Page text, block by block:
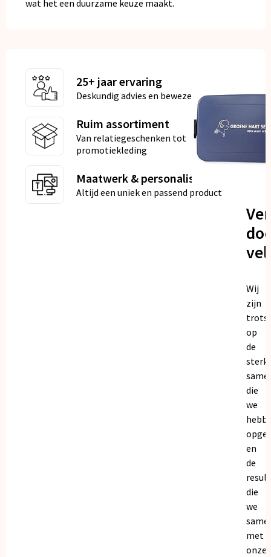
wat het een duurzame keuze maakt.
25+ jaar ervaring
Deskundig advies en bewezen kwaliteit
Ruim assortiment
Van relatiegeschenken tot
promotiekleding
Maatwerk & personalisatie
Altijd een uniek en passend product
Wij
zijn
trots
op
de
die
we
en
de
die
we
met
onze